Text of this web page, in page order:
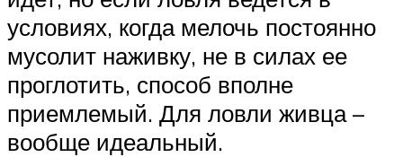
условиях, когда мелочь постоянно
мусолит наживку, не в силах ее
проглотить, способ вполне
приемлемый. Для ловли живца –
вообще идеальный.